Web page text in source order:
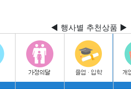
◀ 행사별 추천상품 ▶